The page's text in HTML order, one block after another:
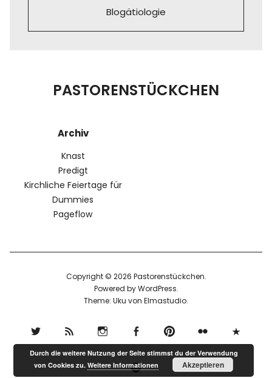
Blogätiologie
PASTORENSTÜCKCHEN
Archiv
Knast
Predigt
Kirchliche Feiertage für
Dummies
Pageflow
Copyright © 2026 Pastorenstückchen
Powered byWordPress
Theme: Uku von Elmastudio
Twitter RSS InstagramFacebookpinterestflickr 500px
Durch die weitere Nutzung der Seite stimmst du der Verwendung
von Cookies zu.Weitere Informationen Akzeptieren